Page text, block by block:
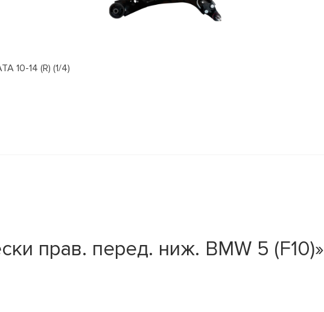
10-14 (R) (1/4)
прав. перед. ниж. BMW 5 (F10)»